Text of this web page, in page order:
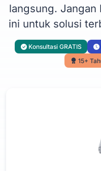
langsung. Jangan
ini untuk solusi
Konsultasi GRATIS
15+